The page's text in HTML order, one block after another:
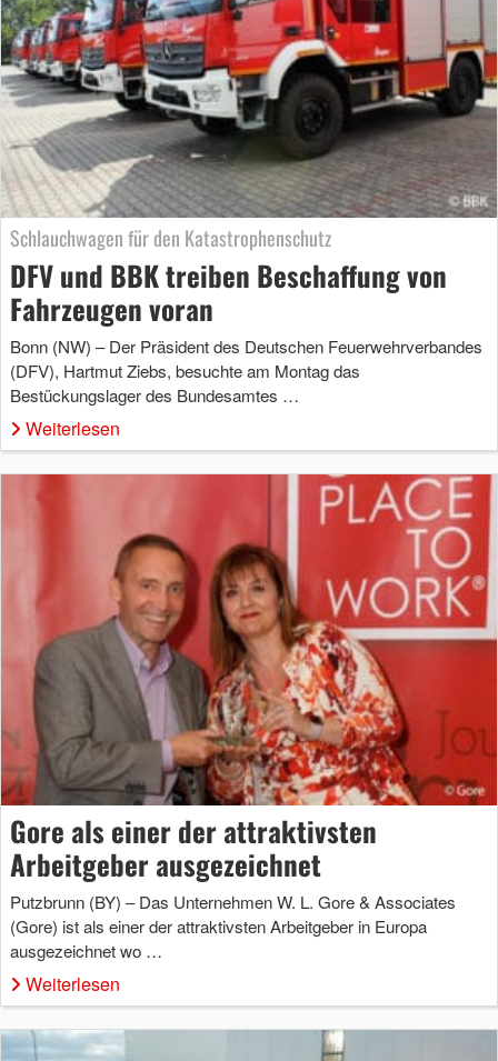
Schlauchwagen für den Katastrophenschutz
DFV und BBK treiben Beschaffung von
Fahrzeugen voran
Bonn (NW) – Der Präsident des Deutschen Feuerwehrverbandes
(DFV), Hartmut Ziebs, besuchte am Montag das
Bestückungslager des Bundesamtes …
Weiterlesen
Gore als einer der attraktivsten
Arbeitgeber ausgezeichnet
Putzbrunn (BY) – Das Unternehmen W. L. Gore & Associates
(Gore) ist als einer der attraktivsten Arbeitgeber in Europa
ausgezeichnet wo …
Weiterlesen